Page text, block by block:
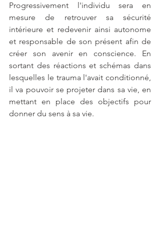
Progressivement l'individu sera en
mesure de retrouver sa sécurité
intérieure et redevenir ainsi autonome
et responsable de son présent afin de
créer son avenir en conscience. En
sortant des réactions et schémas dans
lesquelles le trauma l'avait conditionné,
il va pouvoir se projeter dans sa vie, en
mettant en place des objectifs pour
donner du sens à sa vie.